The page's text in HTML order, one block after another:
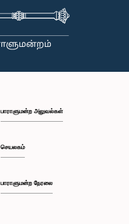
பாராளுமன்ற அலுவல்கள்
செயலகம்
பாராளுமன்ற நேரலை